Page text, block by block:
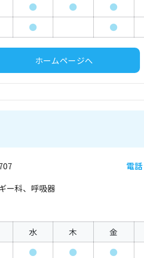
● ● ●
● ●
ホームページへ
電話
ー科、呼吸器
水 木 金
● ● ●